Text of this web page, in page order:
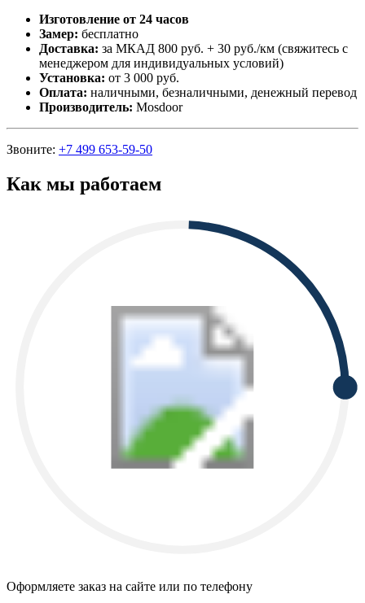
Изготовление от 24 часов
Замер: бесплатно
Доставка: за МКАД 800 руб. + 30 руб./км (свяжитесь с
менеджером для индивидуальных условий)
Установка: от 3 000 руб.
Оплата: наличными, безналичными, денежный перевод
Производитель: Mosdoor
Звоните: +7 499 653-59-50
Как мы работаем
Оформляете заказ на сайте или по телефону